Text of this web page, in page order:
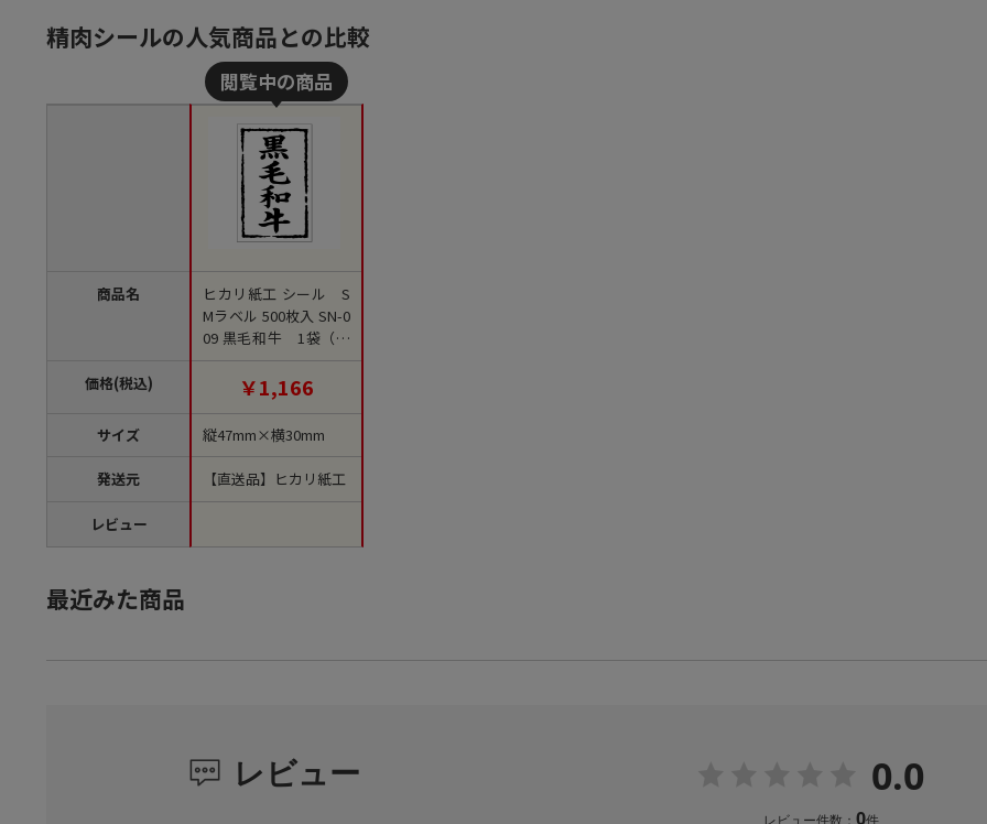
精肉シールの人気商品との比較
商品名
価格(税込)
サイズ
発送元
レビュー
ヒカリ紙工 シール S
Mラベル 500枚入 SN-0
09 黒毛和牛 1袋（ご
注文単位1袋）【直送
￥1,166
縦47mm×横30mm
【直送品】ヒカリ紙工
最近みた商品
レビュー 0.0
レビュー件数： 0件